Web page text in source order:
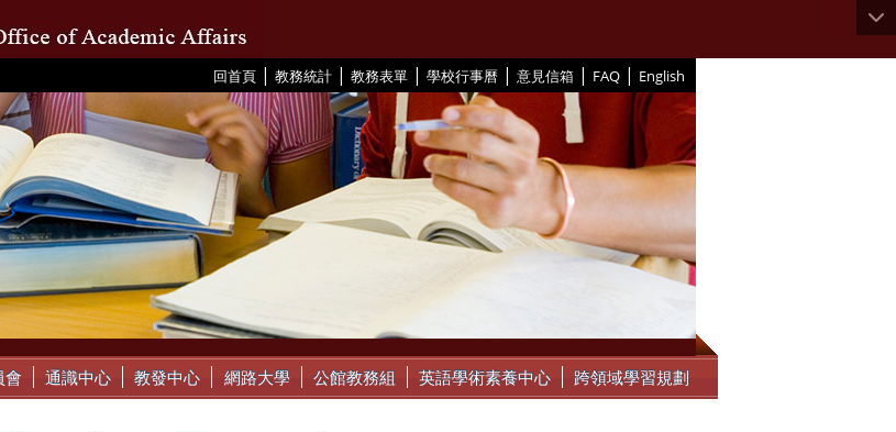
回首頁 | 教務統計 | 教務表單 | 學校行事曆 | 意見信箱 | FAQ | English
會 通識中心 教發中心 網路大學 公館教務組 英語學術素養中心 跨領域學習規劃